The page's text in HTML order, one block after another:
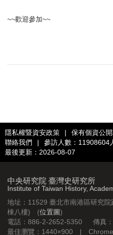
~~歡迎參加~~
隱私權暨資安政策 | 保有個資公開
聯絡我們
| 參訪人數：11908604
最後更新：2026-08-07
中央研究院 臺灣史研究所
Institute of Taiwan History,
地址：11529 臺北市南港區研究
棟八樓) (位置圖)
電話：886-2-2652-5350 傳真
最佳瀏覽：1440×900 | Chrome